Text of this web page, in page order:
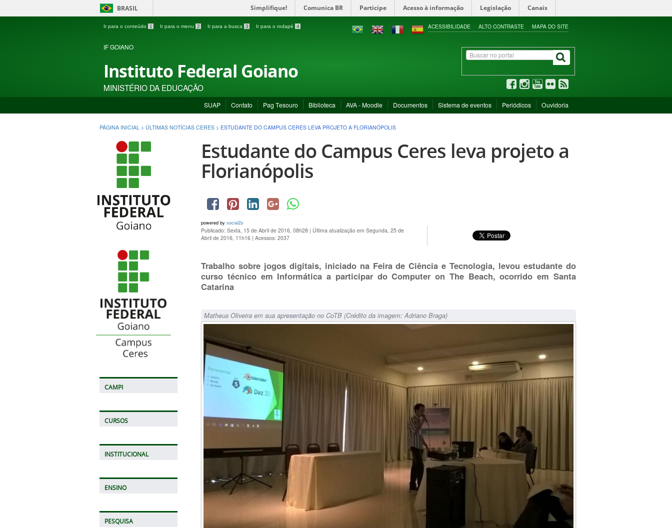
BRASIL Simplifique! Comunica BR Participe Acesso à informação Legislação Canais
Ir para o conteúdo 1 Ir para o menu 2 Ir para a busca 3 Ir para o rodapé 4 ACESSIBILIDADE ALTO CONTRASTE MAPA DO SITE
IF GOIANO
Instituto Federal Goiano
MINISTÉRIO DA EDUCAÇÃO
SUAP Contato Pag Tesouro Biblioteca AVA - Moodle Documentos Sistema de eventos Periódicos Ouvidoria
PÁGINA INICIAL > ÚLTIMAS NOTÍCIAS CERES > ESTUDANTE DO CAMPUS CERES LEVA PROJETO A FLORIANÓPOLIS
CAMPI
CURSOS
INSTITUCIONAL
ENSINO
PESQUISA
Estudante do Campus Ceres leva projeto a
Florianópolis
powered by social2s
Publicado: Sexta, 15 de Abril de 2016, 08h28 | Última atualização em Segunda, 25 de
Abril de 2016, 11h16 | Acessos: 2037
Trabalho sobre jogos digitais, iniciado na Feira de Ciência e Tecnologia, levou estudante do
curso técnico em Informática a participar do Computer on The Beach, ocorrido em Santa
Catarina
Matheus Oliveira em sua apresentação no CoTB (Crédito da imagem: Adriano Braga)